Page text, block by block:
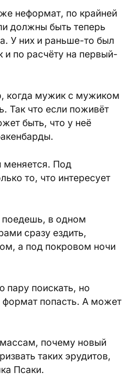
неформат, по крайней
должны быть теперь
У них и раньше-то был
и по расчёту на первый-
когда мужик с мужиком
Так что если поживёт
быть, что у неё
меняется. Под
то, что интересует
поедешь, в одном
сразу ездить,
а под покровом ночи
поискать, но
попасть. А может
почему новый
таких эрудитов,
Псаки.